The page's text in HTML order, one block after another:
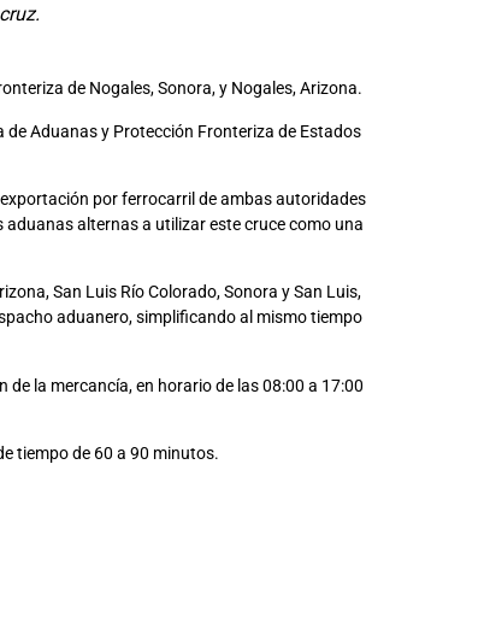
de Nogales, Sonora, y Nogales, Arizona.
de Aduanas y Protección Fronteriza de Estados
por ferrocarril de ambas autoridades
alternas a utilizar este cruce como una
San Luis Río Colorado, Sonora y San Luis,
aduanero, simplificando al mismo tiempo
la mercancía, en horario de las 08:00 a 17:00
tiempo de 60 a 90 minutos.